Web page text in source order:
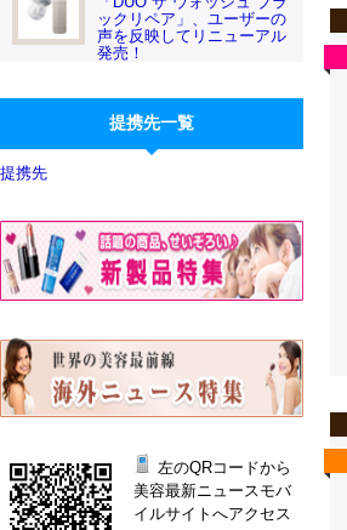
ックリペア」、ユーザーの
声を反映してリニューアル
発売！
提携先一覧
提携先
左のQRコードから
美容最新ニュースモバ
イルサイトへアクセス